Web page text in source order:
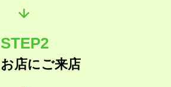
STEP2
お店にご来店